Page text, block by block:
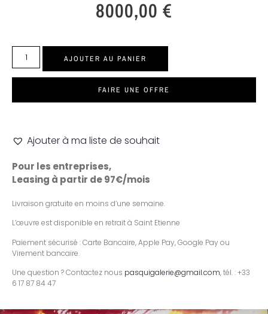
8000,00€
AJOUTER AU PANIER
FAIRE UNE OFFRE
Ajouter à ma liste de souhait
Pour les entreprises,
Leasing à partir de 97€/mois
Livraison gratuite en moins d’une semaine.
L’œuvre est disponible en retrait à Saint Etienne
Paiement sécurisé : Carte Bancaire, Apple Pay, Google Pay ou
Virement bancaire.
Une question ? Contactez nous pasquigalerie@gmail.com, tél. : +33
6 17 87 84 47